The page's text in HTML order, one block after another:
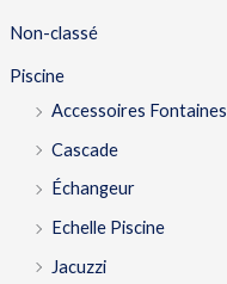
Non-classé
Piscine
Accessoires Fontaines
Cascade
Échangeur
Echelle Piscine
Jacuzzi